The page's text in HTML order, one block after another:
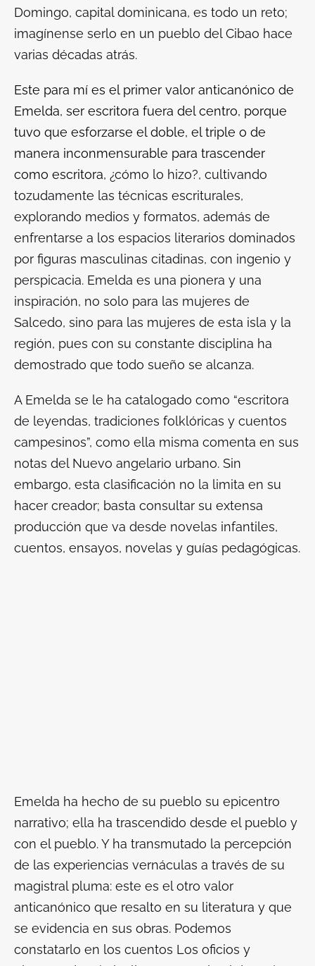
Domingo, capital dominicana, es todo un reto;
imagínense serlo en un pueblo del Cibao hace
varias décadas atrás.
Este para mí es el primer valor anticanónico de
Emelda, ser escritora fuera del centro, porque
tuvo que esforzarse el doble, el triple o de
manera inconmensurable para trascender
como escritora, ¿cómo lo hizo?, cultivando
tozudamente las técnicas escriturales,
explorando medios y formatos, además de
enfrentarse a los espacios literarios dominados
por figuras masculinas citadinas, con ingenio y
perspicacia. Emelda es una pionera y una
inspiración, no solo para las mujeres de
Salcedo, sino para las mujeres de esta isla y la
región, pues con su constante disciplina ha
demostrado que todo sueño se alcanza.
A Emelda se le ha catalogado como “escritora
de leyendas, tradiciones folklóricas y cuentos
campesinos”, como ella misma comenta en sus
notas del Nuevo angelario urbano. Sin
embargo, esta clasificación no la limita en su
hacer creador; basta consultar su extensa
producción que va desde novelas infantiles,
cuentos, ensayos, novelas y guías pedagógicas.
Emelda ha hecho de su pueblo su epicentro
narrativo; ella ha trascendido desde el pueblo y
con el pueblo. Y ha transmutado la percepción
de las experiencias vernáculas a través de su
magistral pluma: este es el otro valor
anticanónico que resalto en su literatura y que
se evidencia en sus obras. Podemos
constatarlo en los cuentos Los oficios y